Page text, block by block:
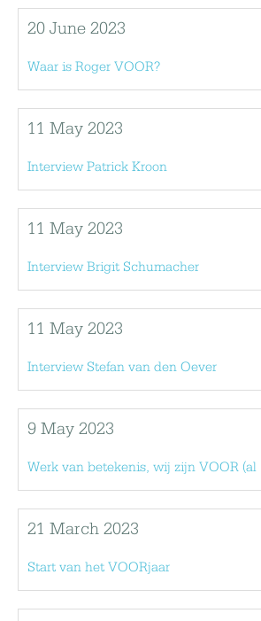
20 June 2023
Waar is Roger VOOR?
11 May 2023
Interview Patrick Kroon
11 May 2023
Interview Brigit Schumacher
11 May 2023
Interview Stefan van den Oever
9 May 2023
Werk van betekenis, wij zijn VOOR (al
21 March 2023
Start van het VOORjaar